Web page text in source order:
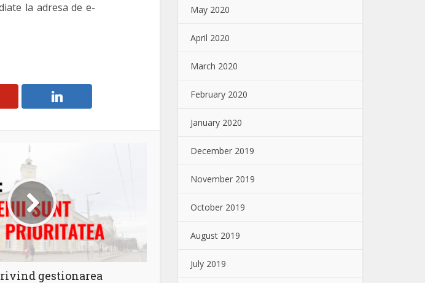
la adresa de e-
gestionarea
May 2020
April 2020
March 2020
February 2020
January 2020
December 2019
November 2019
October 2019
August 2019
July 2019